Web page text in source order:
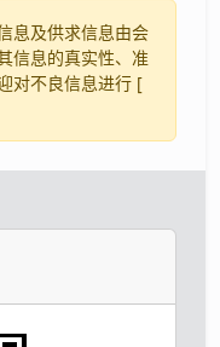
息及供求信息由会
信息的真实性、准
对不良信息进行 [